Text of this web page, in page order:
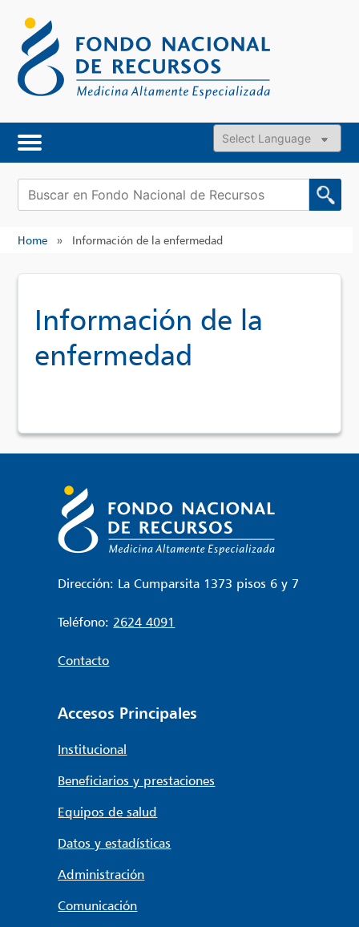
content
Powered by
Buscar:
Home » Información de la enfermedad
Información de la
enfermedad
Dirección: La Cumparsita 1373 pisos 6 y 7
Teléfono: 2624 4091
Contacto
Accesos Principales
Institucional
Beneficiarios y prestaciones
Equipos de salud
Datos y estadísticas
Administración
Comunicación